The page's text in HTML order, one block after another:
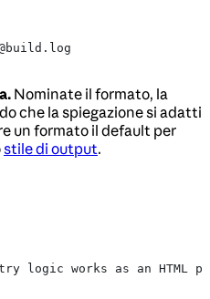
Nominate il formato, la
che la spiegazione si adatti
un formato il default per
stile di output.
logic works as an HTML